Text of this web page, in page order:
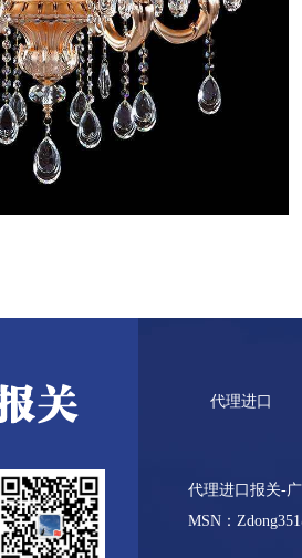
代理进口
代理进口报关-
MSN：